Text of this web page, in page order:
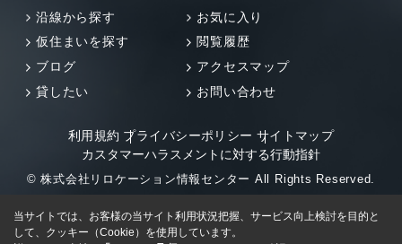
沿線から探す
仮住まいを探す
ブログ
貸したい
お気に入り
閲覧履歴
アクセスマップ
お問い合わせ
利用規約 プライバシーポリシー サイトマップ
カスタマーハラスメントに対する行動指針
© 株式会社リロケーション情報センター All Rights Reserved.
当サイトでは、お客様の当サイト利用状況把握、サービス向上検討を目的と
して、クッキー（Cookie）を使用しています。